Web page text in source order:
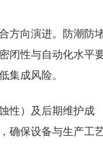
方向演进。防潮防
闭性与自动化水平
集成风险。
性）及后期维护成
确保设备与生产工